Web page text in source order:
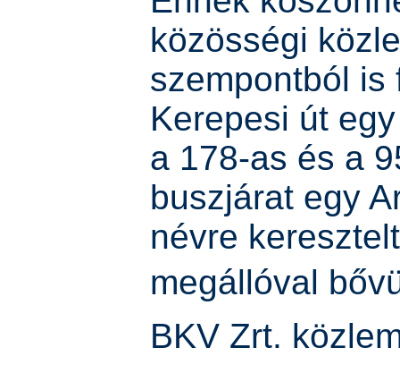
közösségi
szempontból is
Kerepesi út
a 178-as és a
buszjárat egy
névre keresztelt
megállóval
BKV Zrt.